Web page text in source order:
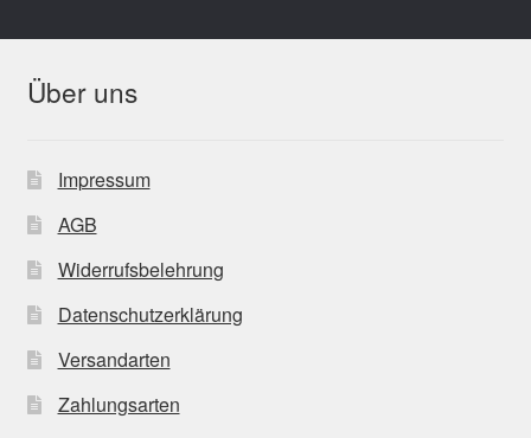
Über uns
Impressum
AGB
Widerrufsbelehrung
Datenschutzerklärung
Versandarten
Zahlungsarten